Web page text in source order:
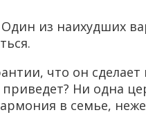
из наихудших
что он
Ни одна
в семье,